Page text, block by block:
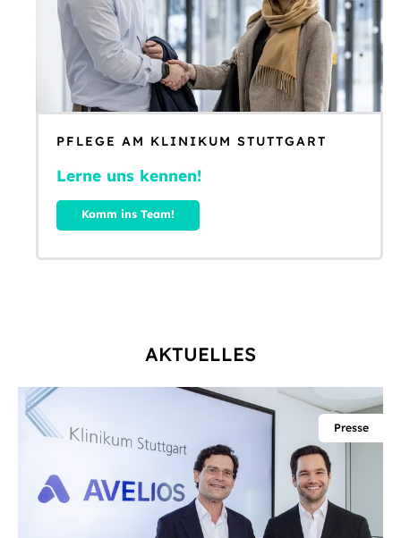
PFLEGE AM KLINIKUM STUTTGART
Lerne uns kennen!
Komm ins Team!
AKTUELLES
Presse